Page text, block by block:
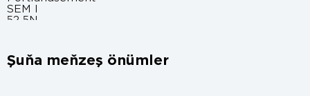
Şuňa meňzeş önümler